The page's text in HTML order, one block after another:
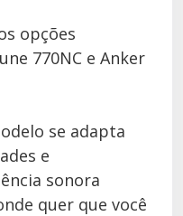
opções
770NC e Anker
se adapta
e
sonora
quer que você